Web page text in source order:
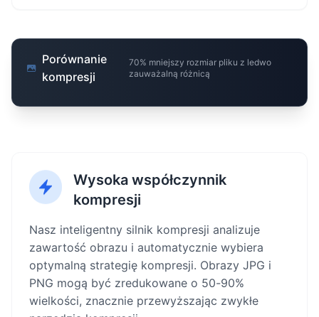
Porównanie
kompresji
70% mniejszy rozmiar pliku z ledwo
zauważalną różnicą
Wysoka współczynnik
kompresji
Nasz inteligentny silnik kompresji analizuje
zawartość obrazu i automatycznie wybiera
optymalną strategię kompresji. Obrazy JPG i
PNG mogą być zredukowane o 50-90%
wielkości, znacznie przewyższając zwykłe